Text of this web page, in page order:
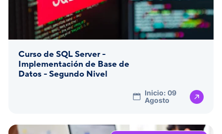
Curso de SQL Server -
Implementación de Base de
Datos - Segundo Nivel
Inicio: 09
Agosto